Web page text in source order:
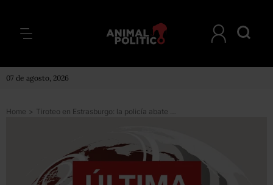
07 de agosto, 2026
Home > Tiroteo en Estrasburgo: la policía abate a Cherif Chekatt, el sospechoso de matar a 3 personas en la ciudad francesa